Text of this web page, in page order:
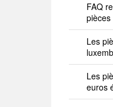
FAQ
pièces
Les
Les
euros